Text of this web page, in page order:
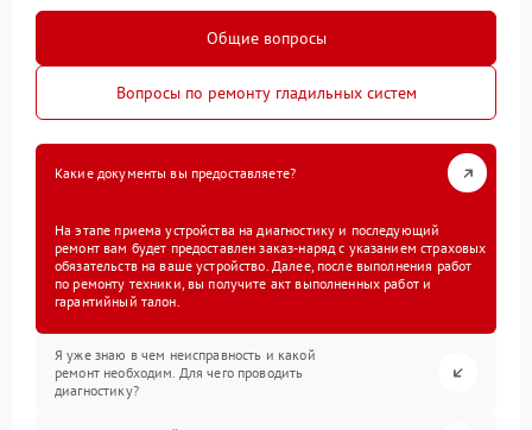
Общие вопросы
Вопросы по ремонту гладильных систем
Какие документы вы предоставляете?
На этапе приема устройства на диагностику и последующий
ремонт вам будет предоставлен заказ-наряд с указанием страховых
обязательств на ваше устройство. Далее, после выполнения работ
по ремонту техники, вы получите акт выполненных работ и
гарантийный талон.
Я уже знаю в чем неисправность и какой
ремонт необходим. Для чего проводить
диагностику?